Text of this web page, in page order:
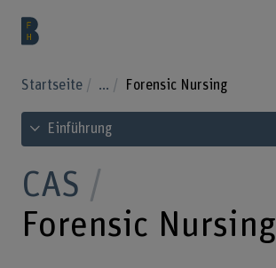
Startseite ... Forensic Nursing
Inhaltsverzeichnis ansehen
Einführung
CAS
Forensic Nursing